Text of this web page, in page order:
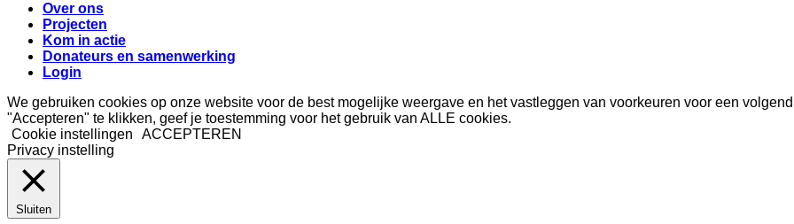
Over ons
Projecten
Kom in actie
Donateurs en samenwerking
Login
We gebruiken cookies op onze website voor de best mogelijke weergave en het vastleggen van voorkeuren voor een
"Accepteren" te klikken, geef je toestemming voor het gebruik van ALLE cookies.
Cookie instellingen
ACCEPTEREN
Privacy instelling
Sluiten